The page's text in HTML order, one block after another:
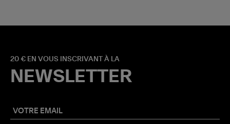
20 € EN VOUS INSCRIVANT À LA
NEWSLETTER